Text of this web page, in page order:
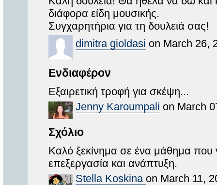
διάφορα είδη μουσικής.
Συγχαρητήρια για τη δουλειά σας!
dimitra gioldasi on March 26,
Ενδιαφέρον
Εξαιρετική τροφή για σκέψη...
Jenny Karoumpali on March
Σχόλιο
Καλό ξεκίνημα σε ένα μάθημα που
επεξεργασία και ανάπτυξη.
Stella Koskina on March 11,